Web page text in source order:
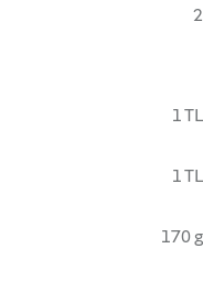
2
1 TL
1 TL
170 g